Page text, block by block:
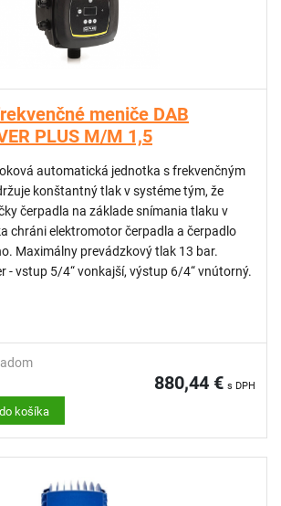
meniče DAB
PLUS M/M 1,5
automatická jednotka s frekvenčným
konštantný tlak v systéme tým, že
čerpadla na základe snímania tlaku v
chráni elektromotor čerpadla a čerpadlo
Maximálny prevádzkový tlak 13 bar.
- vstup 5/4“ vonkajší, výstup 6/4“ vnútorný.
880,44 € s DPH
košíka